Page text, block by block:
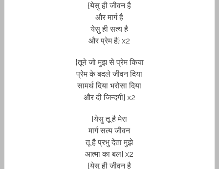
{येसु ही जीवन है
और मार्ग है
येसु ही सत्य है
और प्रेम है} x2
{तूने जो मुझ से प्रेम किया
प्रेम के बदले जीवन दिया
सामर्थ दिया भरोसा दिया
और दी जिन्दगी} x2
{येसु तू है मेरा
मार्ग सत्य जीवन
तू है प्रभु देता मुझे
आत्मा का बल} x2
{येसु ही जीवन है